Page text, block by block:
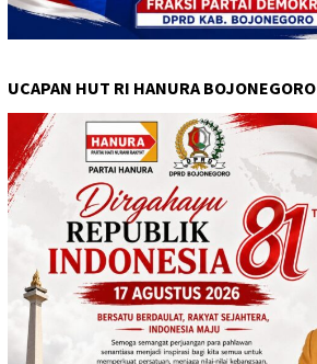
UCAPAN HUT RI HANURA BOJONEGORO